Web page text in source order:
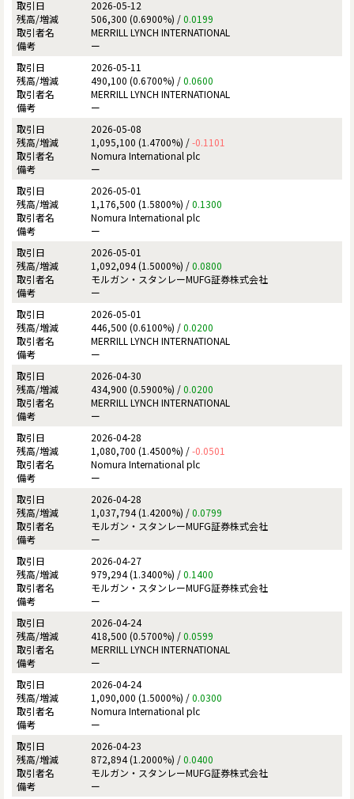
2026-05-12
506,300 (0.6900%) /0.0199
MERRILL LYNCH INTERNATIONAL
ー
2026-05-11
490,100 (0.6700%) /0.0600
MERRILL LYNCH INTERNATIONAL
ー
2026-05-08
1,095,100 (1.4700%) /-0.1101
Nomura International plc
ー
2026-05-01
1,176,500 (1.5800%) /0.1300
Nomura International plc
ー
2026-05-01
1,092,094 (1.5000%) /0.0800
モルガン・スタンレーMUFG証券株式会社
ー
2026-05-01
446,500 (0.6100%) /0.0200
MERRILL LYNCH INTERNATIONAL
ー
2026-04-30
434,900 (0.5900%) /0.0200
MERRILL LYNCH INTERNATIONAL
ー
2026-04-28
1,080,700 (1.4500%) /-0.0501
Nomura International plc
ー
2026-04-28
1,037,794 (1.4200%) /0.0799
モルガン・スタンレーMUFG証券株式会社
ー
2026-04-27
979,294 (1.3400%) /0.1400
モルガン・スタンレーMUFG証券株式会社
ー
2026-04-24
418,500 (0.5700%) /0.0599
MERRILL LYNCH INTERNATIONAL
ー
2026-04-24
1,090,000 (1.5000%) /0.0300
Nomura International plc
ー
2026-04-23
872,894 (1.2000%) /0.0400
モルガン・スタンレーMUFG証券株式会社
ー